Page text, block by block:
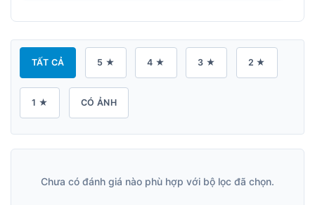
TẤT CẢ 5 ★ 4 ★ 3 ★ 2 ★
1 ★ CÓ ẢNH
Chưa có đánh giá nào phù hợp với bộ lọc đã chọn.